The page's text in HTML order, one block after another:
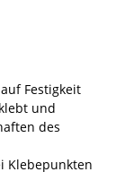
Festigkeit
und
des
Klebepunkten